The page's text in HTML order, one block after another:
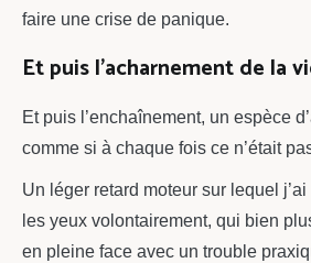
faire une crise de panique.
Et puis l’acharnement de la
Et puis l’enchaînement, un espèce
comme si à chaque fois ce n’était
Un léger retard moteur sur lequel
les yeux volontairement, qui bien
en pleine face avec un trouble